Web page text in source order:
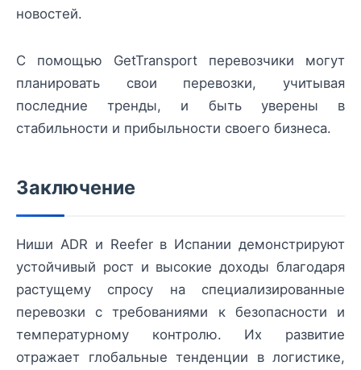
новостей.
С помощью GetTransport перевозчики могут
планировать свои перевозки, учитывая
последние тренды, и быть уверены в
стабильности и прибыльности своего бизнеса.
Заключение
Ниши ADR и Reefer в Испании демонстрируют
устойчивый рост и высокие доходы благодаря
растущему спросу на специализированные
перевозки с требованиями к безопасности и
температурному контролю. Их развитие
отражает глобальные тенденции в логистике,